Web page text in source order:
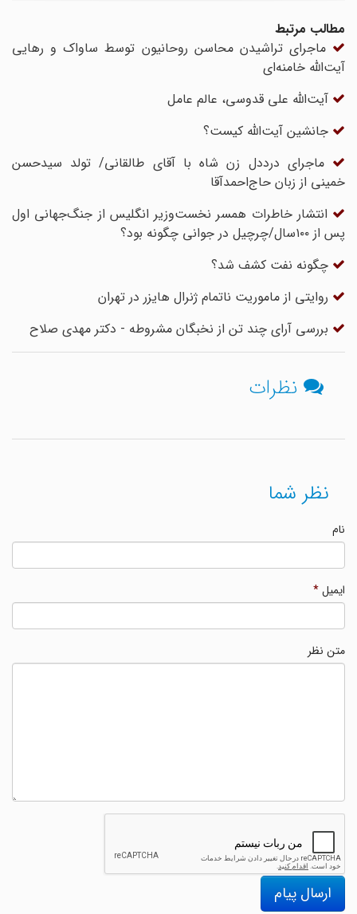
مطالب مرتبط
ماجرای تراشیدن محاسن روحانیون توسط ساواک و رهایی
آیت‌الله خامنه‌ای
آیت‌الله علی قدوسی، عالم عامل
جانشین آیت‌الله کیست؟
ماجرای درددل زن شاه با آقای طالقانی/ تولد سیدحسن
‌خمینی از زبان حاج‌احمدآقا
انتشار خاطرات همسر نخست‌وزیر انگلیس از جنگ‌جهانی اول
پس از ۱۰۰سال/چرچیل در جوانی چگونه بود؟
چگونه نفت کشف شد؟
روایتی از ماموریت‌ ناتمام ژنرال هایزر در تهران
بررسی آرای چند تن از نخبگان مشروطه - دکتر مهدی صلاح
نظرات
نظر شما
ایمیل*
متن نظر
ارسال پیام